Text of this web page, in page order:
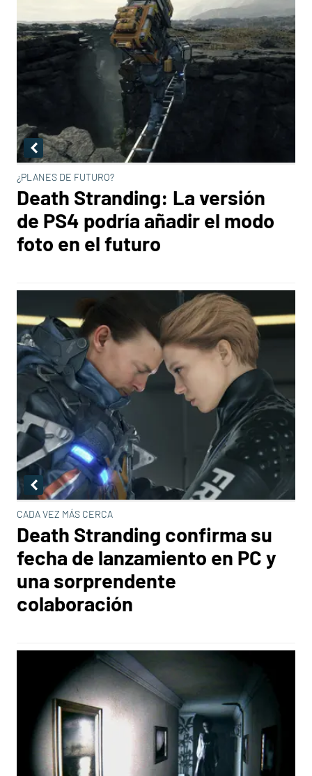
¿PLANES DE FUTURO?
Death Stranding: La versión
de PS4 podría añadir el modo
foto en el futuro
CADA VEZ MÁS CERCA
Death Stranding confirma su
fecha de lanzamiento en PC y
una sorprendente
colaboración